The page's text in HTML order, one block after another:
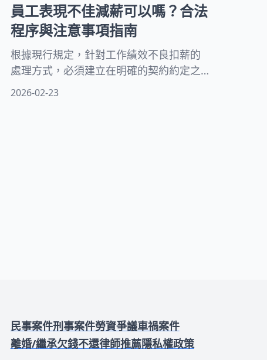
員工表現不佳減薪可以嗎？合法
程序與注意事項指南
根據現行規定，針對工作績效不良扣薪的
處理方式，必須建立在明確的契約約定之
上。雇主不能憑著一時情緒或主觀印象就
2026-02-23
民事案件刑事案件勞資爭議車禍案件
離婚/繼承欠錢不還律師推薦隱私權政策